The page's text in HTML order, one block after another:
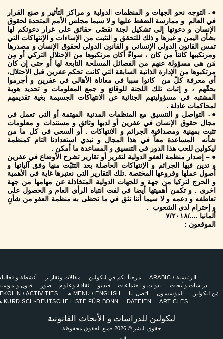
●- التوجه نحو الجهات و المنظمات الدولية و مراكز التأثير و صنع القرار
في العالم و ممارسة الضغط عليها و لا سيما مجلس الأمم المتحدة لحقوق
الإنسان و دعوتها إلى تشكيل لجنة تقصّي حقائق على غرار دعوتكم لها
بشأن اليمن و غيرها و ذلك للتحقق و التثبت من الإساءات و الإنتهاكات التي
تمس القانون الدولي الإنساني و القانون الدولي لحقوق الإنسان و مصدرها
ومرتكبيها كائناً من كان ، سواءً أكان مرتكبوها من الإحتلال التركي أو مِن
مَن هي مسؤولة عنهم من الفصائل المسلحة التابعة لها أو حتى إن كان
مرتكبوها من الإدارة الذاتية السابقة التي كانت تحكم عفرين قبل الاحتلال،
أي معرفة كلّ من كانوا سببا في معاناة الأهالي في عفرين و أجرموا
بحقّهم ، و إثبات تلك اللجنة للوقائع و جمع المعلومات و تحديد هوية
المشتبه في مسؤوليتهم الجنائية عن الانتهاكات الجسيمة بغية تقديمهم
لمحاكمات عادلة .
●- التواصل و التنسيق مع المنظمات المدنية المهتمة أو التي تعمل في
مجال حقوق الإنسان في عفرين أو لديها وثائق و مستندات و معلومات
تثبت بمهنية ومصداقية الجرائم و الانتهاكات . أو السعي في كل ما من
شأنه المساعدة معاً في هذا المجال و نبدي استعدادنا التام كمنظمة
ليكولين للعب هذا الدور في التنسيق و المساعدة ما أمكن .
● – إصدار منظمة العفو الدولية لتقرير أو تقارير تشرح الأوضاع في عفرين
و تدين فيها الجرائم و الإنتهاكات الحاصلة بعد التثبّت منها وفق آلياتها و
أصول عملها وفروعها المختصة .تلك التقارير التي نعتبرها غاية في الأهمية
و الحرج لتركيا من جهة و للجهات الدولية المتخاذلة عن مهامها من جهة
اخرى . و تكمن أهميتها أيضا في لفت انتباه الرأي العام و الحصول على
تعاطفه و دعمه و لا سيما أننا نثق في ما تحظى به منظمة العفو من شأنٍ
و إحترام لدى الشعوب .
ألمانيا ..../٧/٢٠١٨
الموقعون :
ليكولين للدراسات و الأبحاث القانونية
حقوق النشر © 2026 جميع الحقوق محفوظة
الرئيسية / ARABIC مرحباً بكم في ليكولين مقالات وتقارير
أنشطة و فعاليات
دراسات وأبحاث
ندوات و اجتماعات فيديو ثقافة وعلوم صور
فنون و موسيقا
ليكولين
المؤسسون اتصل بنا MENU / ENGLISH
LEKOLIN / ACTIVITIES
ARTICLES
DATEIEN
KURDISCH-DEUTSCHE LISTE FÜR BONN